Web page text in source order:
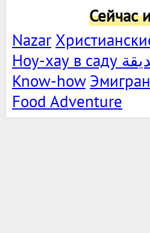
Сейчас
Nazar
Ноу-хау в саду المعرفة في الحديقة
Know-how
Food Adventure